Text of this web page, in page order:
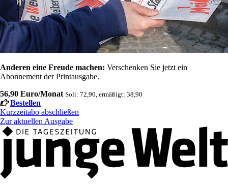
Anderen eine Freude machen: Verschenken Sie jetzt ein
Abonnement der Printausgabe.
56,90 Euro/Monat Soli: 72,90, ermäßigt: 38,90
Bestellen
Kurzzeitabo abschließen
Zur aktuellen Ausgabe